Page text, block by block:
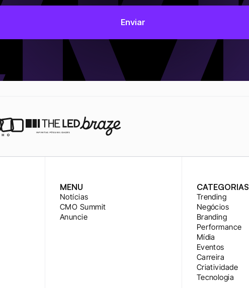
MENU
Notícias
CMO Summit
Anuncie
CATEGORIAS
Trending
Negócios
Branding
Performance
Mídia
Eventos
Carreira
Criatividade
Tecnologia